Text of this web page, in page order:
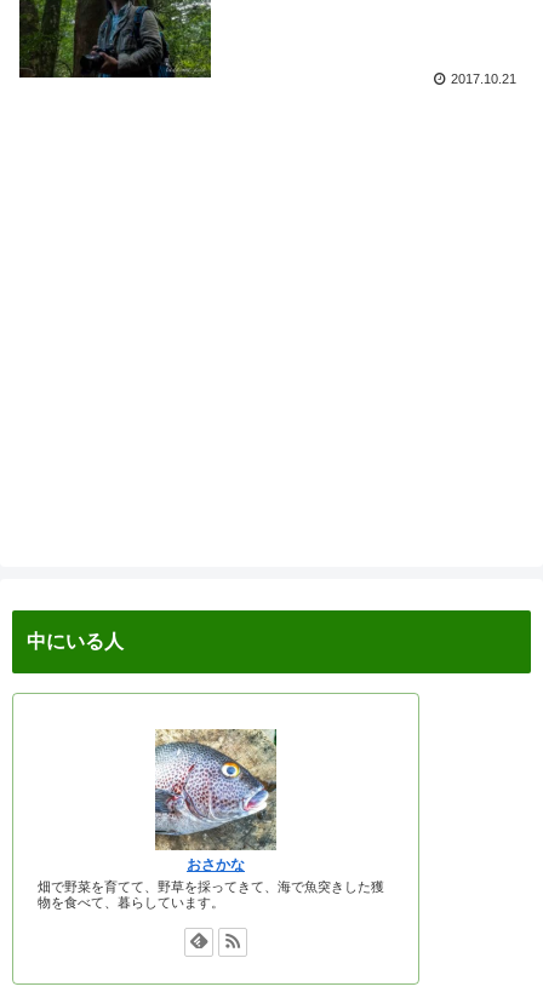
2017.10.21
中にいる人
おさかな
畑で野菜を育てて、野草を採ってきて、海で魚突きした獲
物を食べて、暮らしています。